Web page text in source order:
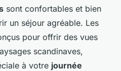
sont confortables et bien
un séjour agréable. Les
pour offrir des vues
scandinaves,
à votre journée